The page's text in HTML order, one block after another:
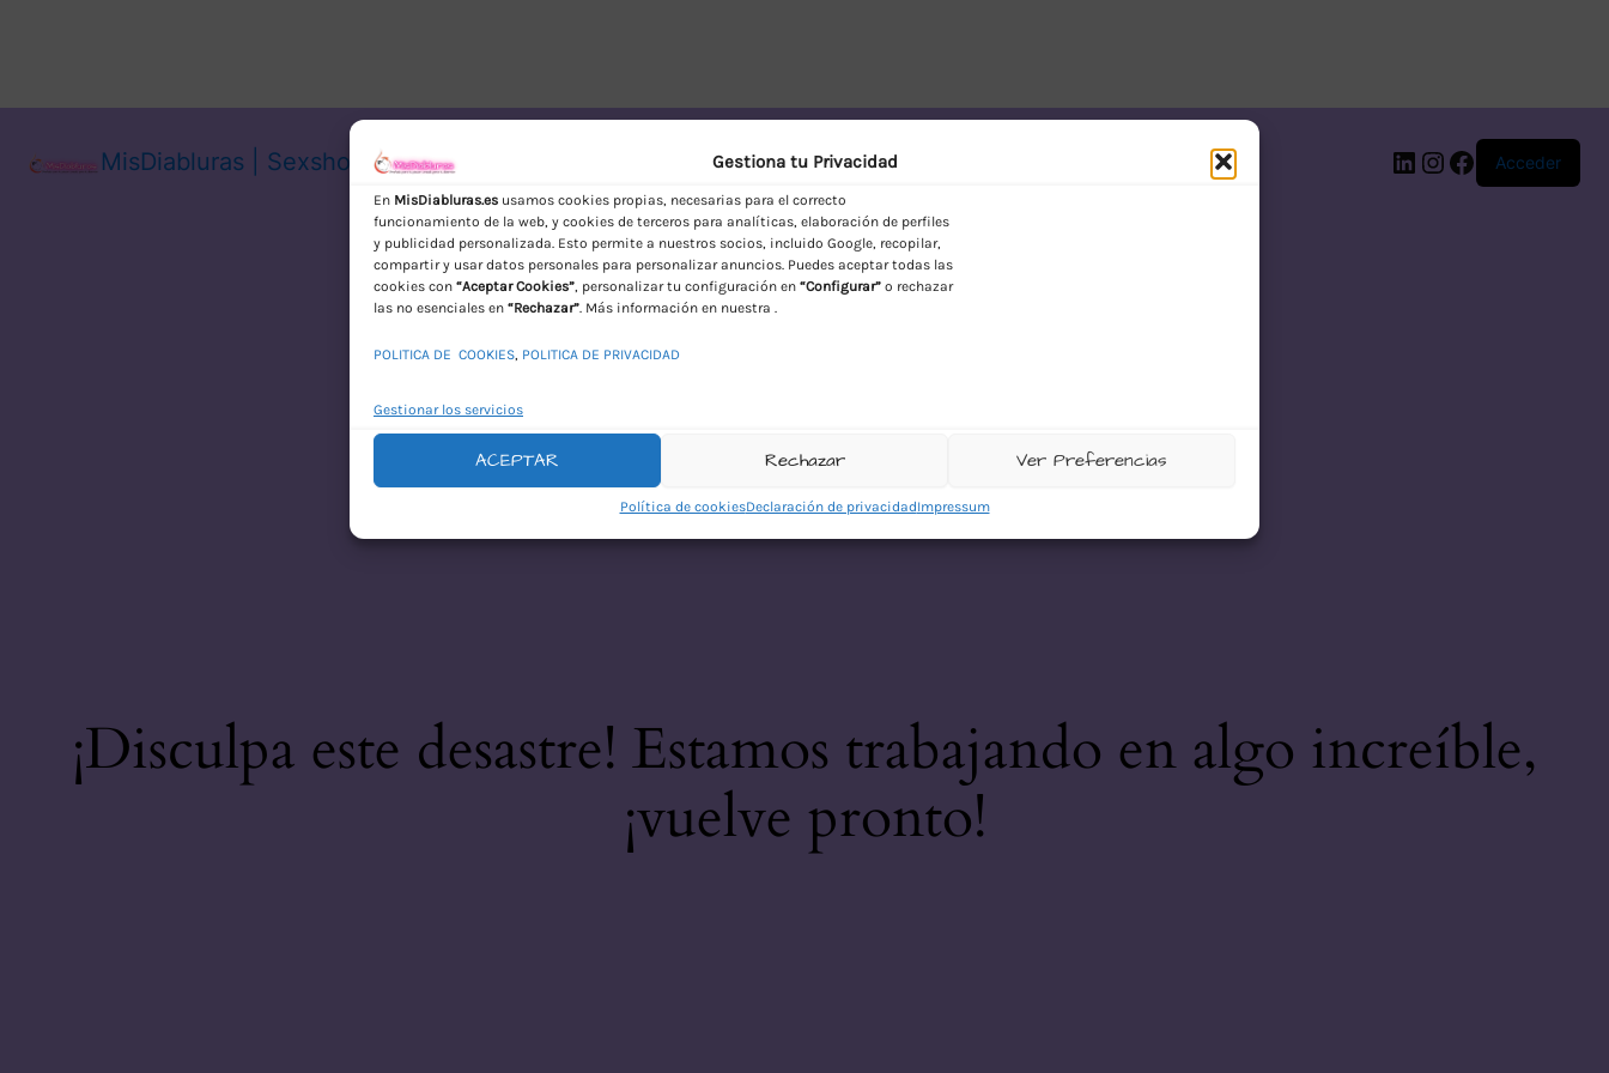
Gestiona tu Privacidad
En MisDiabluras.es usamos cookies propias, necesarias para el correcto
funcionamiento de la web, y cookies de terceros para analíticas, elaboración de perfiles
y publicidad personalizada. Esto permite a nuestros socios, incluido Google, recopilar,
compartir y usar datos personales para personalizar anuncios. Puedes aceptar todas las
cookies con “Aceptar Cookies”, personalizar tu configuración en “Configurar” o rechazar
las no esenciales en “Rechazar”. Más información en nuestra .
POLITICA DE COOKIES, POLITICA DE PRIVACIDAD
Gestionar los servicios
ACEPTAR Rechazar Ver Preferencias
Política de cookiesDeclaración de privacidadImpressum
MisDiabluras | Sexshop Online con Envío Discreto en España
LinkedIn
Instagram
Facebook
Acceder
¡Disculpa este desastre! Estamos trabajando en algo increíble,
¡vuelve pronto!